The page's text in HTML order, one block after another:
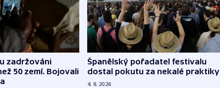
zadržováni
50 zemí. Bojovali
Španělský pořadatel festivalu
dostal pokutu za nekalé praktiky
4. 8. 2026